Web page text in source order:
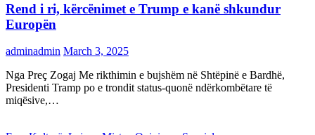
Rend i ri, kërcënimet e Trump e kanë shkundur
Europën
adminadmin March 3, 2025
Nga Preç Zogaj Me rikthimin e bujshëm në Shtëpinë e Bardhë,
Presidenti Tramp po e trondit status-quonë ndërkombëtare të
miqësive,…